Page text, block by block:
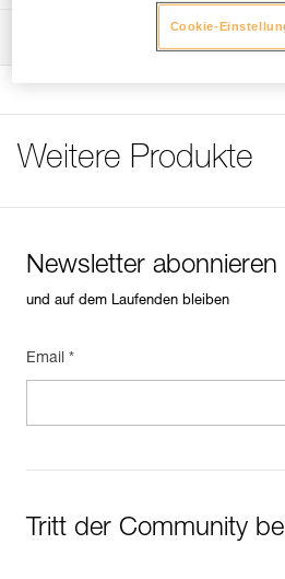
Farbe(n): schwarz/grau
Verpackung : 1
Gebrauchsanleitung
Weitere Produkte
Newsletter abonnieren
und auf dem Laufenden bleiben
Email *
Tritt der Community
Cookie-